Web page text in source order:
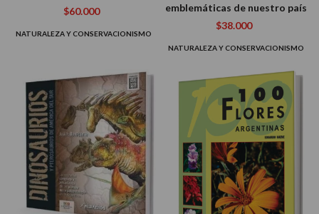
$60.000
NATURALEZA Y CONSERVACIONISMO
emblemáticas de nuestro país
$38.000
NATURALEZA Y CONSERVACIONISMO